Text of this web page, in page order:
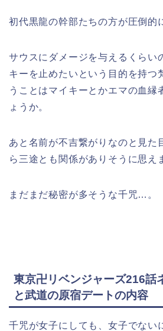
初代黒龍の幹部たちの方が圧倒的
サウスにダメージを与えるくらい
キーを止めたいという目的を持つ
うことはマイキーとかエマの血縁
ょうか。
あと名前が不吉繋がりなのと見た
ら三途とも関係がありそうに思え
まだまだ秘密が多そうな千咒…。
東京卍リベンジャーズ216話
と武道の原宿デートの内容
千咒が女子にしても、女子でない